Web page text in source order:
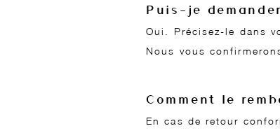
Puis-je
Oui. Précisez-le dans
Nous vous
Comment le
En cas de retour